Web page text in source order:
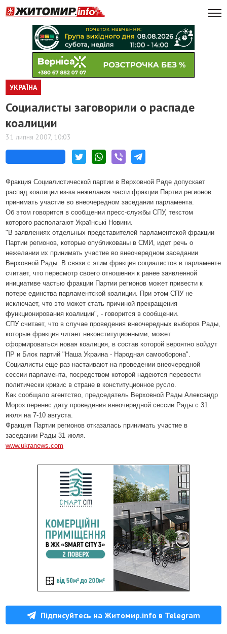
УКРАЇНА
Социалисты заговорили о распаде
коалиции
31 липня 2007, 10:03
Фракция Социалистической партии в Верховной Раде допускает
распад коалиции из-за нежелания части фракции Партии регионов
принимать участие во внеочередном заседании парламента.
Об этом говорится в сообщении пресс-службы СПУ, текстом
которого располагают Українські Новини.
"В заявлениях отдельных представителей парламентской фракции
Партии регионов, которые опубликованы в СМИ, идет речь о
нежелании их принимать участие во внеочередном заседании
Верховной Рады. В связи с этим фракция социалистов в парламенте
считает, что пересмотр своего отношения к ранее заявленной
инициативе частью фракции Партии регионов может привести к
потере единства парламентской коалиции. При этом СПУ не
исключает, что это может стать причиной прекращения
функционирования коалиции", - говорится в сообщении.
СПУ считает, что в случае проведения внеочередных выборов Рады,
которые фракция читает неконституционными, может
сформироваться новая коалиция, в состав которой вероятно войдут
ПР и Блок партий "Наша Украина - Народная самооборона".
Социалисты еще раз настаивают на проведении внеочередной
сессии парламента, посредством которой надеются перевести
политически кризис в стране в конституционное русло.
Как сообщало агентство, председатель Верховной Рады Александр
Мороз перенес дату проведения внеочередной сессии Рады с 31
июля на 7-10 августа.
Фракция Партии регионов отказалась принимать участие в
заседании Рады 31 июля.
www.ukranews.com
Підписуйтесь на Житомир.info в Telegram